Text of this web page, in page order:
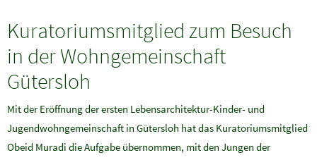
Kuratoriumsmitglied zum Besuch
in der Wohngemeinschaft
Gütersloh
Mit der Eröffnung der ersten Lebensarchitektur-Kinder- und
Jugendwohngemeinschaft in Gütersloh hat das Kuratoriumsmitglied
Obeid Muradi die Aufgabe übernommen, mit den Jungen der